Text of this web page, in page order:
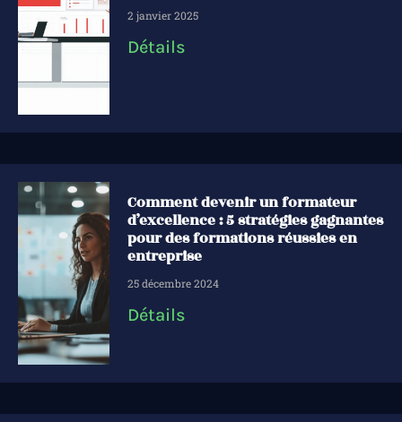
2 janvier 2025
Détails
Comment devenir un formateur
d’excellence : 5 stratégies gagnantes
pour des formations réussies en
entreprise
25 décembre 2024
Détails